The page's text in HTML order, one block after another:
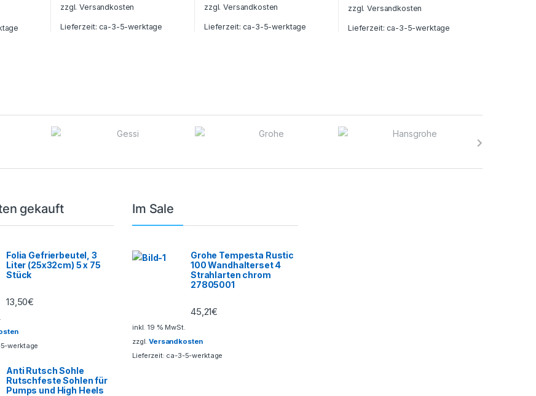
zzgl.Versandkosten
Lieferzeit:ca-3-5-werktage
zzgl.Versandkosten
Lieferzeit:ca-3-5-werktage
zzgl.Versandkosten
Lieferzeit:ca-3-5-werktage
gekauft
Folia Gefrierbeutel, 3
Liter (25x32cm) 5 x 75
Stück
13,50€
werktage
Anti Rutsch Sohle
Rutschfeste Sohlen für
Pumps und High Heels
Im Sale
Grohe Tempesta Rustic
100 Wandhalterset 4
Strahlarten chrom
27805001
45,21€
inkl. 19 % MwSt.
zzgl.Versandkosten
Lieferzeit: ca-3-5-werktage